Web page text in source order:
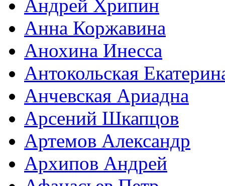
Андрей Хрипин
Анна Коржавина
Анохина Инесса
Антокольская
Анчевская Ариадна
Арсений Шкапцов
Артемов Александр
Архипов Андрей